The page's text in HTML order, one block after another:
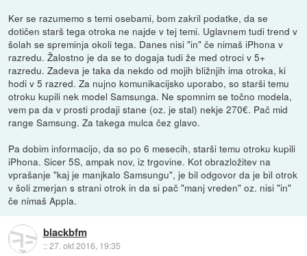
Ker se razumemo s temi osebami, bom zakril podatke, da se
dotičen starš tega otroka ne najde v tej temi. Uglavnem tudi trend v
šolah se spreminja okoli tega. Danes nisi "in" če nimaš iPhona v
razredu. Žalostno je da se to dogaja tudi že med otroci v 5+
razredu. Zadeva je taka da nekdo od mojih bližnjih ima otroka, ki
hodi v 5 razred. Za nujno komunikacijsko uporabo, so starši temu
otroku kupili nek model Samsunga. Ne spomnim se točno modela,
vem pa da v prosti prodaji stane (oz. je stal) nekje 270€. Pač mid
range Samsung. Za takega mulca čez glavo.
Pa dobim informacijo, da so po 6 mesecih, starši temu otroku kupili
iPhona. Sicer 5S, ampak nov, iz trgovine. Kot obrazložitev na
vprašanje "kaj je manjkalo Samsungu", je bil odgovor da je bil otrok
v šoli zmerjan s strani otrok in da si pač "manj vreden" oz. nisi "in"
če nimaš Appla.
blackbfm
::27. okt 2016, 19:35